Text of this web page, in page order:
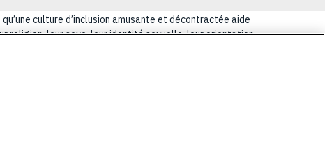
culture d’inclusion amusante et décontractée aide
religion, leur sexe, leur identité sexuelle, leur orientation
coriaces de nos clients.